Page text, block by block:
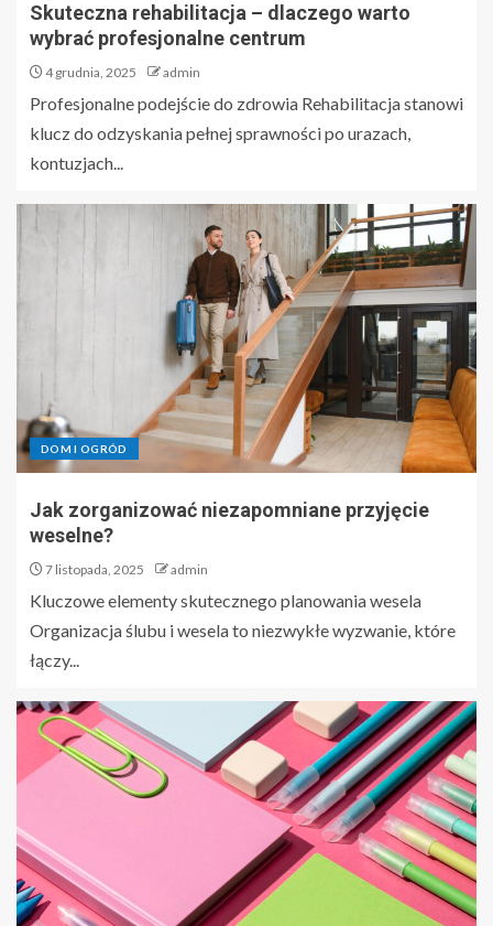
Skuteczna rehabilitacja – dlaczego warto
wybrać profesjonalne centrum
4 grudnia, 2025 admin
Profesjonalne podejście do zdrowia Rehabilitacja stanowi
klucz do odzyskania pełnej sprawności po urazach,
kontuzjach...
DOM I OGRÓD
Jak zorganizować niezapomniane przyjęcie
weselne?
7 listopada, 2025 admin
Kluczowe elementy skutecznego planowania wesela
Organizacja ślubu i wesela to niezwykłe wyzwanie, które
łączy...